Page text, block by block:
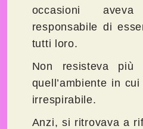
occasioni
responsabile di
tutti loro.
Non resisteva
quell’ambiente in
irrespirabile.
Anzi, si ritrovava a